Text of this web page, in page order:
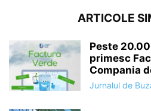
ARTICOLE
Peste
primesc
Compania
Jurnalul de